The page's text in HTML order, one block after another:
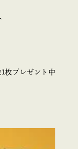
枚プレゼント中